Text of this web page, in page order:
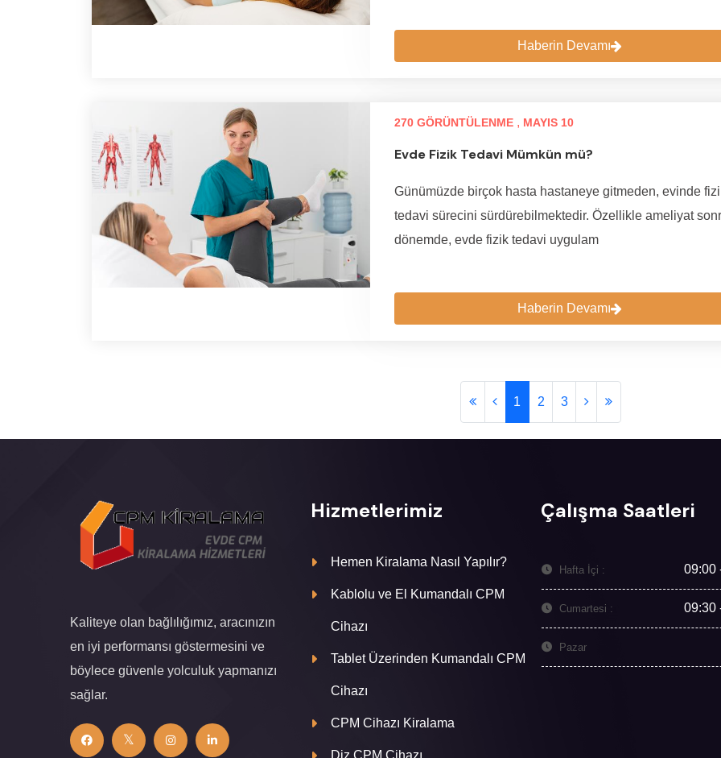
Haberin Devamı
270 GÖRÜNTÜLENME , MAYIS 10
Evde Fizik Tedavi Mümkün mü?
Günümüzde birçok hasta hastaneye gitmeden, evinde
tedavi sürecini sürdürebilmektedir. Özellikle ameliyat
dönemde, evde fizik tedavi uygulam
Haberin Devamı
1 2 3
Kaliteye olan bağlılığımız, aracınızın
en iyi performansı göstermesini ve
böylece güvenle yolculuk yapmanızı
sağlar.
Hizmetlerimiz
Hemen Kiralama Nasıl Yapılır?
Kablolu ve El Kumandalı CPM
Cihazı
Tablet Üzerinden Kumandalı CPM
Cihazı
CPM Cihazı Kiralama
Diz CPM Cihazı
Çalışma Saatleri
Hafta İçi : 09:00
Cumartesi : 09:30
Pazar